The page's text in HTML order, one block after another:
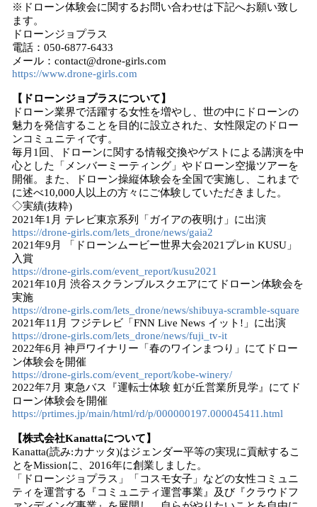
※ドローン体験会に関するお問い合わせは下記へお願い致し
ます。
ドローンジョプラス
電話：050-6877-6433
メール：contact@drone-girls.com
https://www.drone-girls.com
【ドローンジョプラスについて】
ドローン業界で活躍する女性を増やし、世の中にドローンの
魅力を発信することを目的に設立された、女性限定のドロー
ンコミュニティです。
毎月1回、ドローンに関する情報交換やゲストによる講演を中
心とした「メンバーミーティング」やドローン空撮ツアーを
開催。また、ドローン操縦体験会を全国で実施し、これまで
に述べ10,000人以上の方々にご体験していただきました。
◇実績(抜粋)
2021年1月 テレビ東京系列「ガイアの夜明け」に出演
https://drone-girls.com/lets_drone/news/gaia2
2021年9月 「ドローンムービー世界大会2021プレin KUSU」
入賞
https://drone-girls.com/event_report/kusu2021
2021年10月 渋谷スクランブルスクエアにてドローン体験会を
実施
https://drone-girls.com/lets_drone/news/shibuya-scramble-square
2021年11月 フジテレビ「FNN Live News イット!」に出演
https://drone-girls.com/lets_drone/news/fuji_tv-it
2022年6月 神戸ワイナリー「春のワインまつり」にてドロー
ン体験会を開催
https://drone-girls.com/event_report/kobe-winery/
2022年7月 東急バス『運転士体験 虹が丘営業所見学』にてド
ローン体験会を開催
https://prtimes.jp/main/html/rd/p/000000197.000045411.html
【株式会社Kanattaについて】
Kanatta(読み:カナッタ)はジェンダー平等の実現に貢献するこ
とをMissionに、2016年に創業しました。
「ドローンジョプラス」「コスモ女子」などの女性コミュニ
ティを運営する『コミュニティ運営事業』及び『クラウドフ